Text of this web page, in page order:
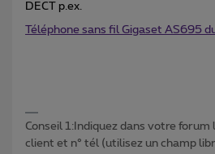
DECT p.ex.
Téléphone sans fil Gigaset AS695
Conseil 1:Indiquez dans votre forum
client et n° tél (utilisez un champ